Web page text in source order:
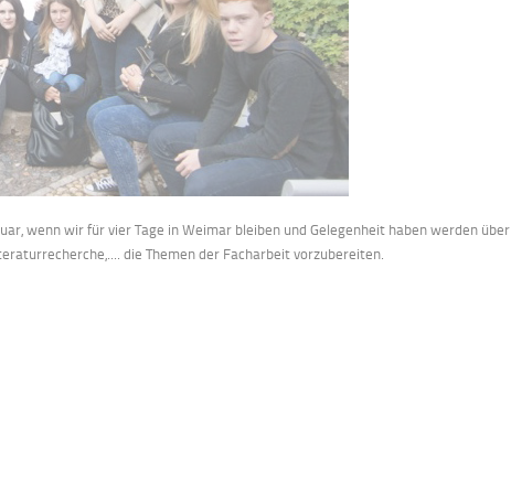
wenn wir für vier Tage in Weimar bleiben und Gelegenheit haben werden über
die Themen der Facharbeit vorzubereiten.